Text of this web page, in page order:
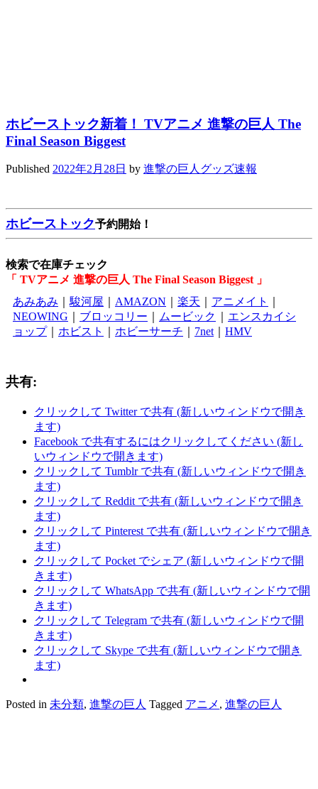
ホビーストック新着！ TVアニメ 進撃の巨人 The
Final Season Biggest
Published 2022年2月28日 by 進撃の巨人グッズ速報
ホビーストック予約開始！
検索で在庫チェック
「 TVアニメ 進撃の巨人 The Final Season Biggest 」
あみあみ ｜駿河屋 AMAZON 楽天 アニメイト
NEOWING
ブロッコリー ムービック
エンスカイシ
ョップ｜ ホビスト ホビーサーチ 7net｜ HMV
共有:
クリックして Twitter で共有 (新しいウィンドウで開き
ます)
Facebook で共有するにはクリックしてください (新し
いウィンドウで開きます)
クリックして Tumblr で共有 (新しいウィンドウで開き
ます)
クリックして Reddit で共有 (新しいウィンドウで開き
ます)
クリックして Pinterest で共有 (新しいウィンドウで開き
ます)
クリックして Pocket でシェア (新しいウィンドウで開
きます)
クリックして WhatsApp で共有 (新しいウィンドウで開
きます)
クリックして Telegram で共有 (新しいウィンドウで開
きます)
クリックして Skype で共有 (新しいウィンドウで開き
ます)
Posted in 未分類, 進撃の巨人 Tagged アニメ , 進撃の巨人